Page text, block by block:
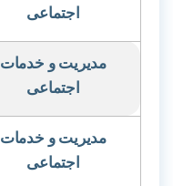
اجتماعی
مدیریت و خدمات
اجتماعی
مدیریت و خدمات
اجتماعی